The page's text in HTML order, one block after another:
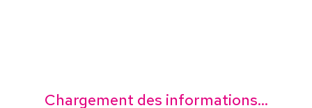
Chargement des informations...